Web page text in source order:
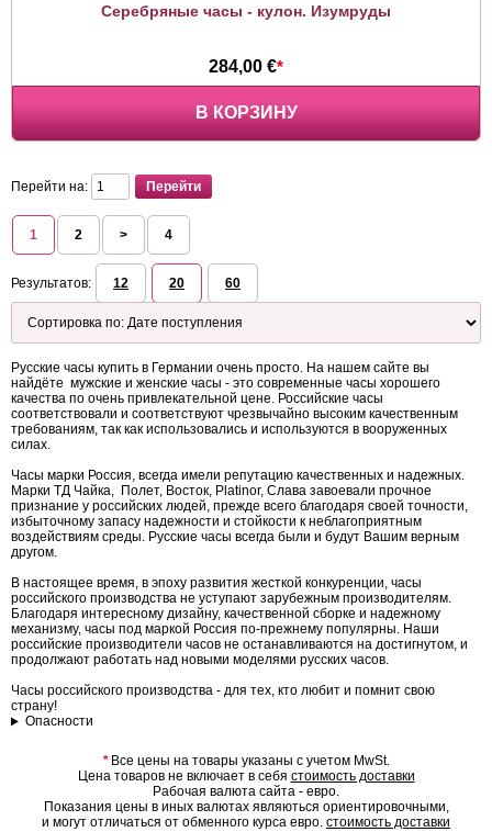
Серебряные часы - кулон. Изумруды
284,00 €*
В КОРЗИНУ
Перейти на:
1 2 > 4
Результатов: 12 20 60
Русские часы купить в Германии очень просто. На нашем сайте вы
найдёте мужские и женские часы - это современные часы хорошего
качества по очень привлекательной цене. Российские часы
соответствовали и соответствуют чрезвычайно высоким качественным
требованиям, так как использовались и используются в вооруженных
силах.
Часы марки Россия, всегда имели репутацию качественных и надежных.
Марки ТД Чайка, Полет, Восток, Platinor, Слава завоевали прочное
признание у российских людей, прежде всего благодаря своей точности,
избыточному запасу надежности и стойкости к неблагоприятным
воздействиям среды. Русские часы всегда были и будут Вашим верным
другом.
В настоящее время, в эпоху развития жесткой конкуренции, часы
российского производства не уступают зарубежным производителям.
Благодаря интересному дизайну, качественной сборке и надежному
механизму, часы под маркой Россия по-прежнему популярны. Наши
российские производители часов не останавливаются на достигнутом, и
продолжают работать над новыми моделями русских часов.
Часы российского производства - для тех, кто любит и помнит свою
страну!
Опасности
*Все цены на товары указаны с учетом MwSt.
Цена товаров не включает в себя стоимость доставки
Рабочая валюта сайта - евро.
Показания цены в иных валютах являються ориентировочными,
и могут отличаться от обменного курса евро. стоимость доставки